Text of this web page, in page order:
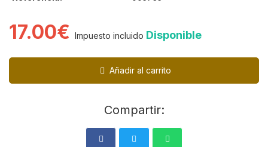
17.00€ Impuesto incluido Disponible
Añadir al carrito
Compartir: